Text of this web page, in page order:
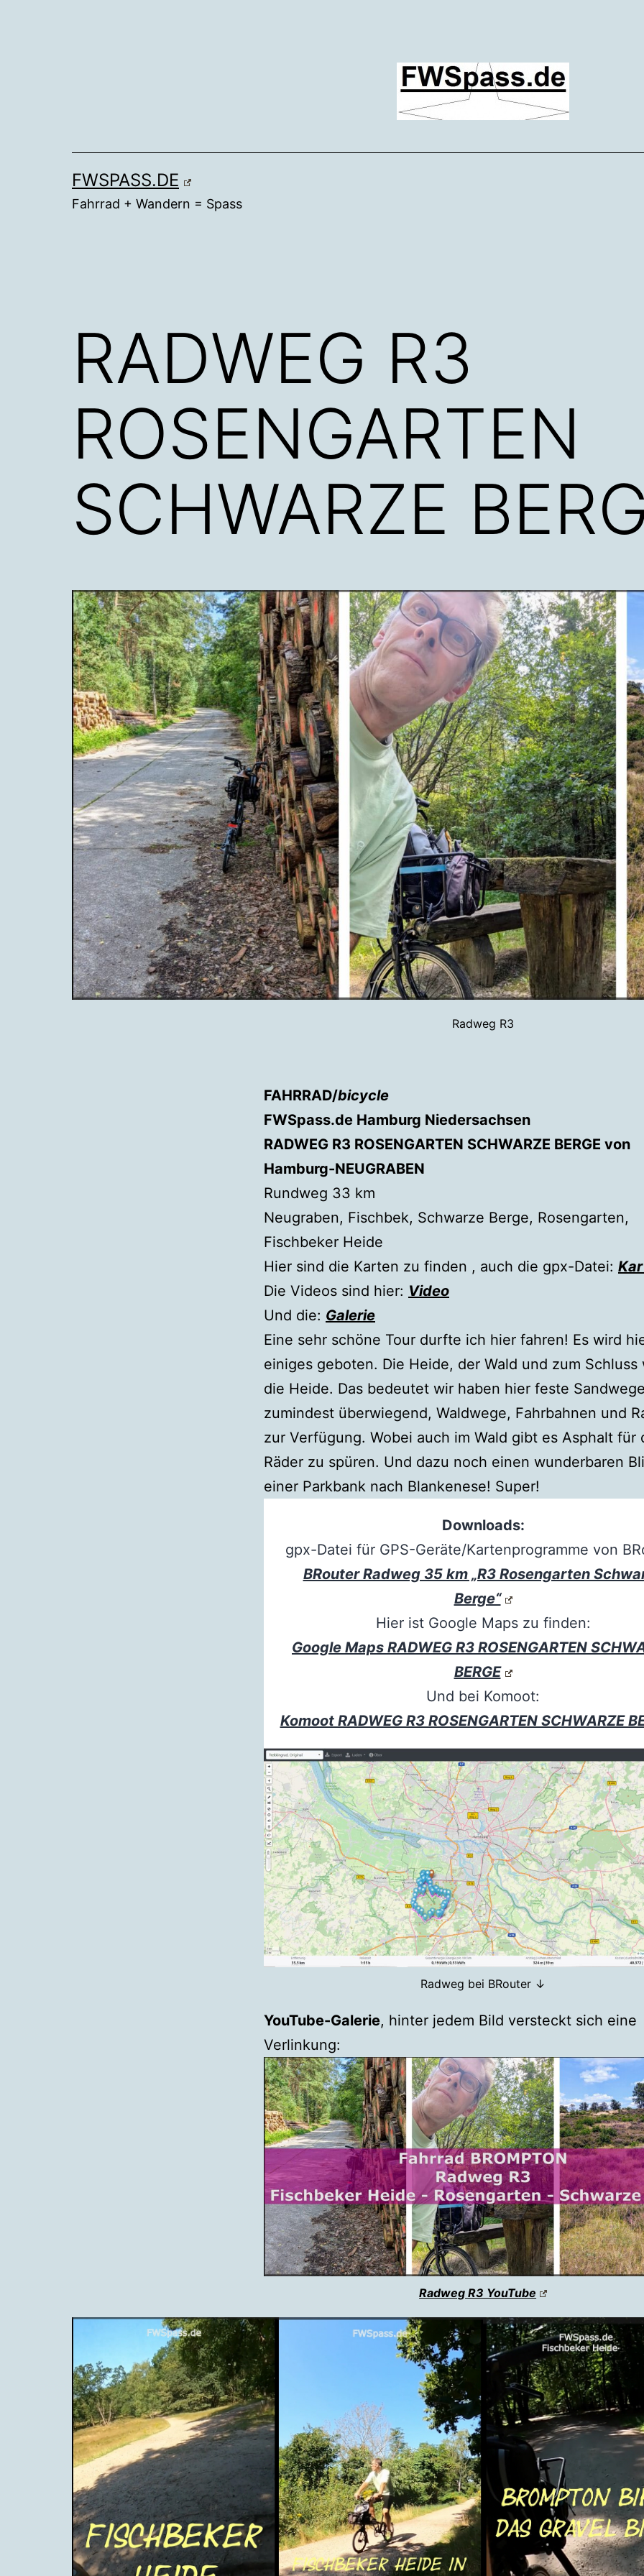
FWSPASS.DE
Fahrrad + Wandern = Spass
RADWEG R3
ROSENGARTEN
SCHWARZE
Radweg R3
FAHRRAD/bicycle
FWSpass.de Hamburg Niedersachsen
RADWEG R3 ROSENGARTEN SCHWARZE BERGE von
Hamburg-NEUGRABEN
Rundweg 33 km
Neugraben, Fischbek, Schwarze Berge, Rosengarten,
Fischbeker Heide
Hier sind die Karten zu finden , auch die gpx-Datei:
Die Videos sind hier: Video
Und die: Galerie
Eine sehr schöne Tour durfte ich hier fahren! Es wird
einiges geboten. Die Heide, der Wald und zum Schluss
die Heide. Das bedeutet wir haben hier feste
zumindest überwiegend, Waldwege, Fahrbahnen und
zur Verfügung. Wobei auch im Wald gibt es Asphalt für
Räder zu spüren. Und dazu noch einen wunderbaren
einer Parkbank nach Blankenese! Super!
Downloads:
gpx-Datei für GPS-Geräte/Kartenprogramme von
BRouter Radweg 35 km „R3 Rosengarten
Berge“
Hier ist Google Maps zu finden:
Google Maps RADWEG R3 ROSENGARTEN
BERGE
Und bei Komoot:
Komoot RADWEG R3 ROSENGARTEN SCHWARZE
Radweg bei BRouter ↓
YouTube-Galerie, hinter jedem Bild versteckt sich eine
Verlinkung:
Radweg R3 YouTube